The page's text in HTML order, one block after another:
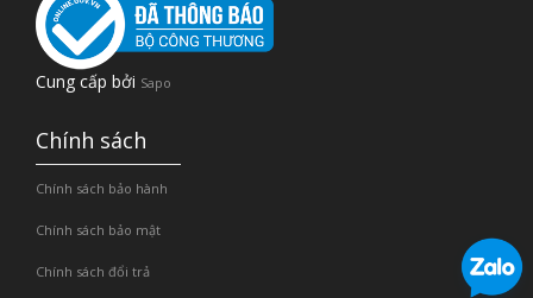
Cung cấp bởi Sapo
Chính sách
Chính sách bảo hành
Chính sách bảo mật
Chính sách đổi trả